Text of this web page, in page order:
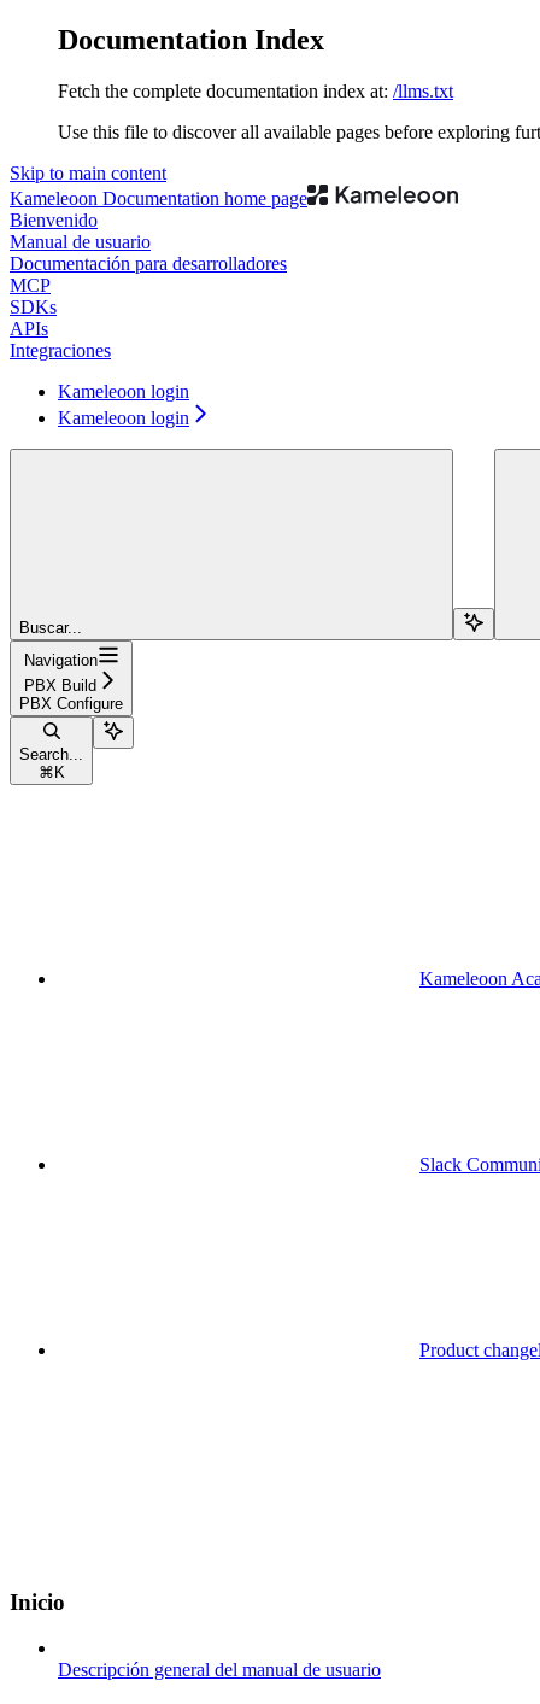
Documentation Index
Fetch the complete documentation index at: /llms.txt
Use this file to discover all available pages before exploring
Skip to main content
Kameleoon Documentation home page
Bienvenido
Manual de usuario
Documentación para desarrolladores
MCP
SDKs
APIs
Integraciones
Kameleoon login
Kameleoon login
Buscar...
Navigation
PBX Build
PBX Configure
Search...
⌘ K
Kameleoon
Slack
Product
Inicio
Descripción general del manual de usuario